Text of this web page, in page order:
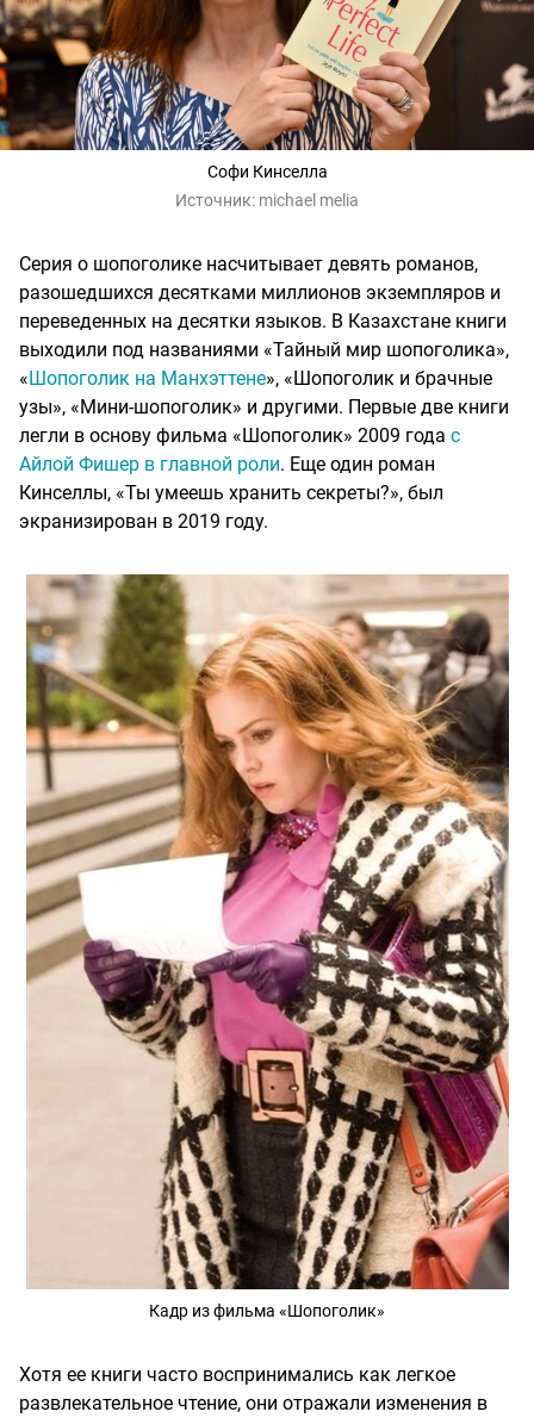
Софи Кинселла
Источник: michael melia
Серия о шопоголике насчитывает девять романов,
разошедшихся десятками миллионов экземпляров и
переведенных на десятки языков. В Казахстане книги
выходили под названиями «Тайный мир шопоголика»,
«Шопоголик на Манхэттене», «Шопоголик и брачные
узы», «Мини-шопоголик» и другими. Первые две книги
легли в основу фильма «Шопоголик» 2009 года с
Айлой Фишер в главной роли. Еще один роман
Кинселлы, «Ты умеешь хранить секреты?», был
экранизирован в 2019 году.
Кадр из фильма «Шопоголик»
Хотя ее книги часто воспринимались как легкое
развлекательное чтение, они отражали изменения в